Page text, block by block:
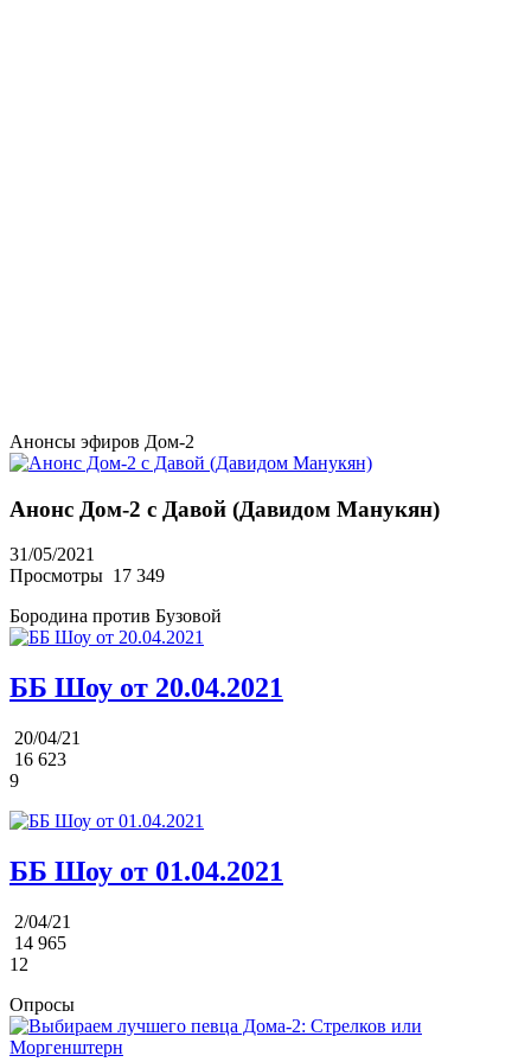
Анонсы эфиров Дом-2
Анонс Дом-2 с Давой (Давидом Манукян)
31/05/2021
Просмотры 17 349
Бородина против Бузовой
ББ Шоу от 20.04.2021
20/04/21
16 623
9
ББ Шоу от 01.04.2021
2/04/21
14 965
12
Опросы